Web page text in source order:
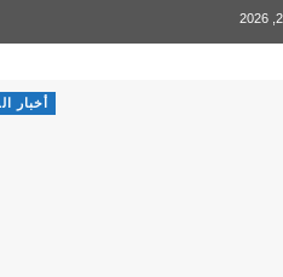
أخبار